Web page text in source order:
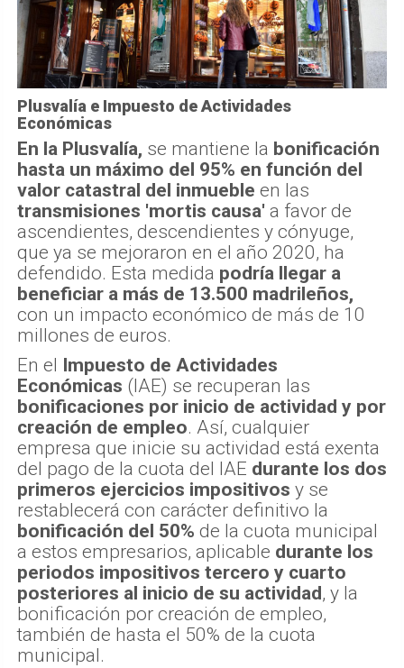
Plusvalía e Impuesto de Actividades
Económicas
En la Plusvalía, se mantiene la bonificación
hasta un máximo del 95% en función del
valor catastral del inmueble en las
transmisiones 'mortis causa' a favor de
ascendientes, descendientes y cónyuge,
que ya se mejoraron en el año 2020, ha
defendido. Esta medida podría llegar a
beneficiar a más de 13.500 madrileños,
con un impacto económico de más de 10
millones de euros.
En el Impuesto de Actividades
Económicas (IAE) se recuperan las
bonificaciones por inicio de actividad y por
creación de empleo. Así, cualquier
empresa que inicie su actividad está exenta
del pago de la cuota del IAE durante los dos
primeros ejercicios impositivos y se
restablecerá con carácter definitivo la
bonificación del 50% de la cuota municipal
a estos empresarios, aplicable durante los
periodos impositivos tercero y cuarto
posteriores al inicio de su actividad, y la
bonificación por creación de empleo,
también de hasta el 50% de la cuota
municipal.